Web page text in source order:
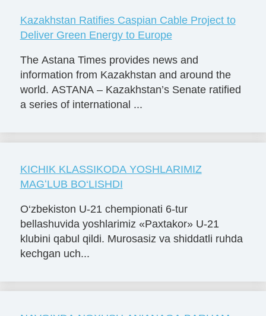
Kazakhstan Ratifies Caspian Cable Project to
Deliver Green Energy to Europe
The Astana Times provides news and
information from Kazakhstan and around the
world. ASTANA – Kazakhstan’s Senate ratified
a series of international ...
KICHIK KLASSIKODA YOSHLARIMIZ
MAGʻLUB BO‘LISHDI
O‘zbekiston U-21 chempionati 6-tur
bellashuvida yoshlarimiz «Paxtakor» U-21
klubini qabul qildi. Murosasiz va shiddatli ruhda
kechgan uch...